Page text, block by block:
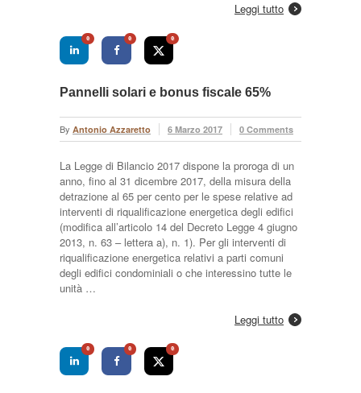
Leggi tutto
0 0 0
Pannelli solari e bonus fiscale 65%
By Antonio Azzaretto 6 Marzo 2017 0 Comments
La Legge di Bilancio 2017 dispone la proroga di un
anno, fino al 31 dicembre 2017, della misura della
detrazione al 65 per cento per le spese relative ad
interventi di riqualificazione energetica degli edifici
(modifica all’articolo 14 del Decreto Legge 4 giugno
2013, n. 63 – lettera a), n. 1). Per gli interventi di
riqualificazione energetica relativi a parti comuni
degli edifici condominiali o che interessino tutte le
unità …
Leggi tutto
0 0 0